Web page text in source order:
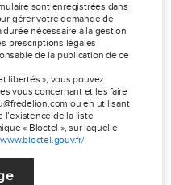
sont enregistrées dans
gérer votre demande de
nécessaire à la gestion
prescriptions légales
de la publication de ce
libertés », vous pouvez
vous concernant et les faire
ou en utilisant
l’existence de la liste
« Bloctel », sur laquelle